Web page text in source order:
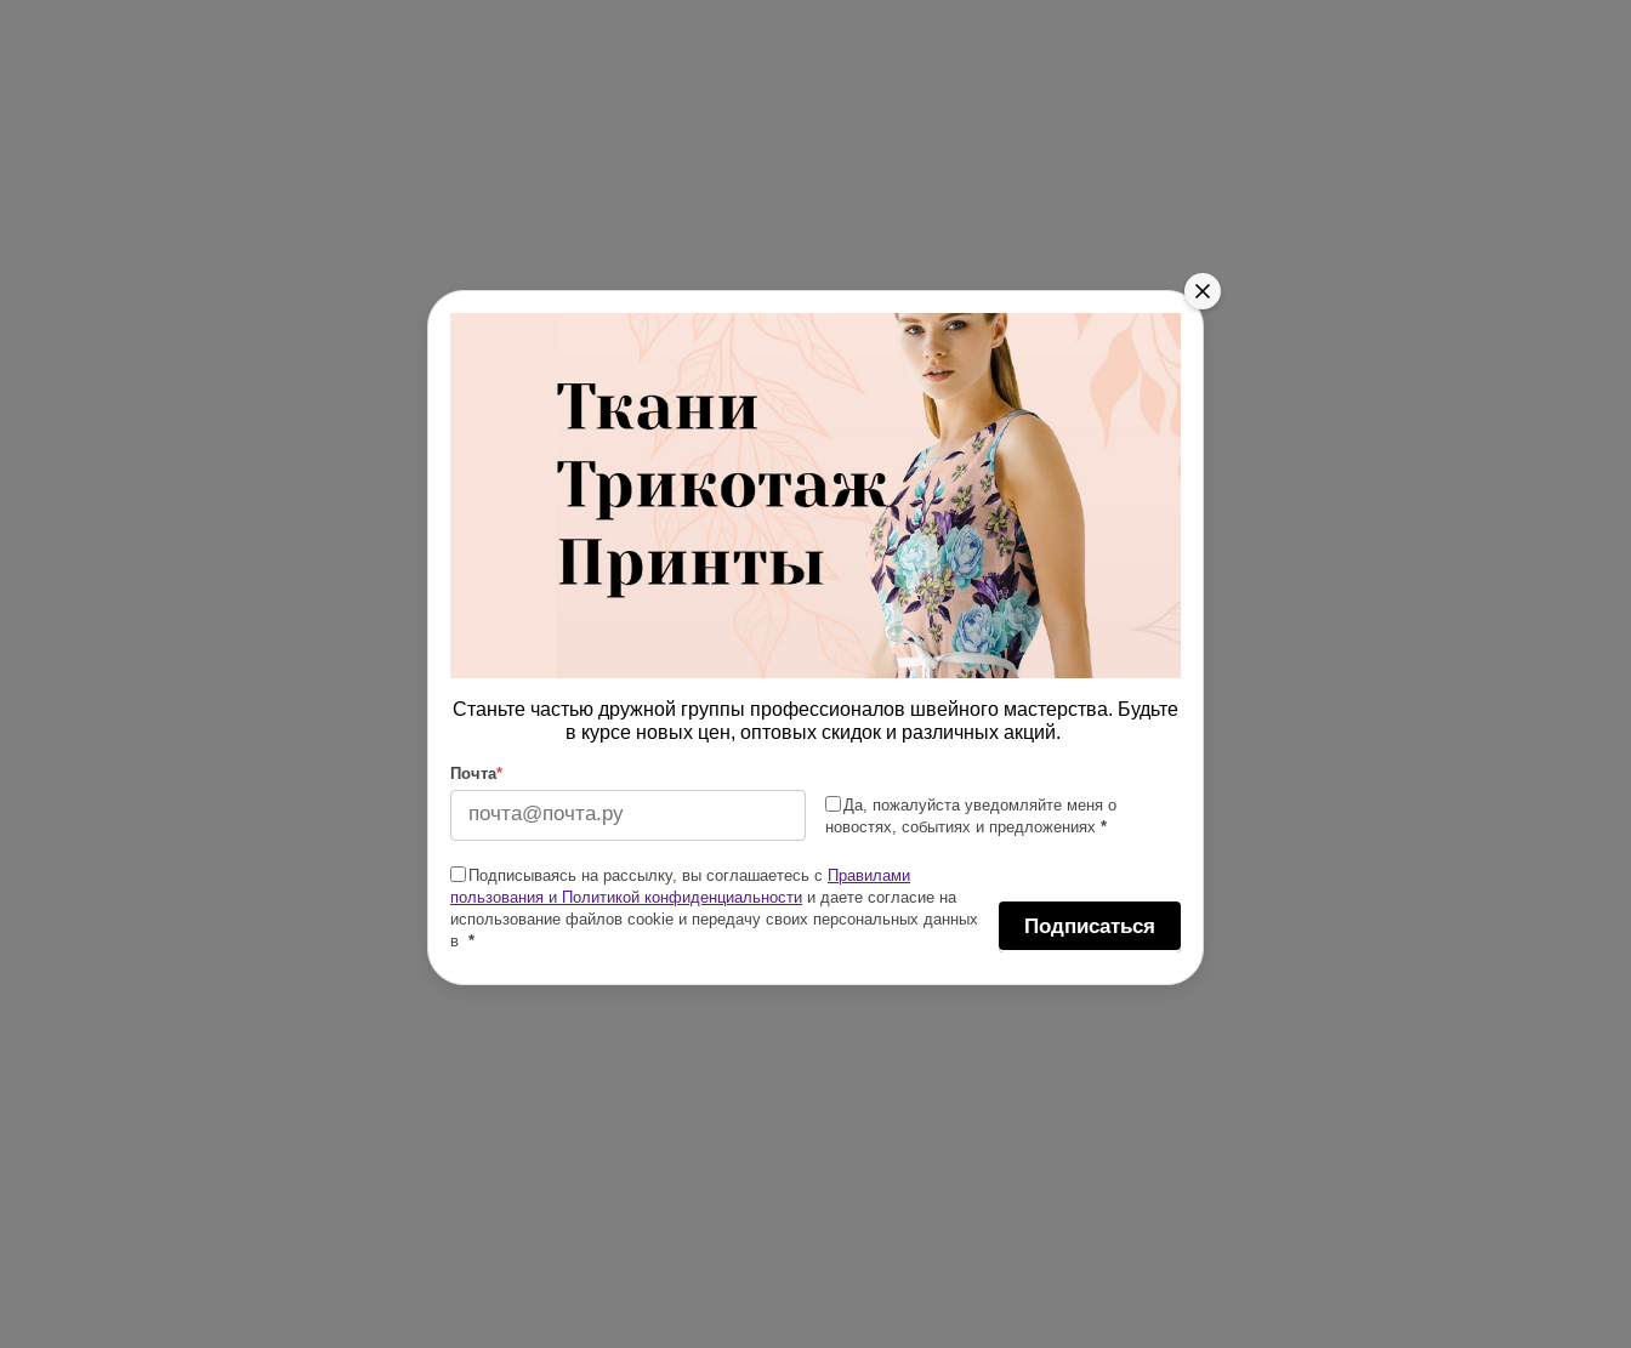
Станьте частью дружной группы профессионалов швейного мастерства. Будьте
в курсе новых цен, оптовых скидок и различных акций.
Почта*
Да, пожалуйста уведомляйте меня о
новостях, событиях и предложениях *
Подписываясь на рассылку, вы соглашаетесь с Правилами
пользования и Политикой конфиденциальности и даете согласие на
использование файлов cookie и передачу своих персональных данных
в *
Подписаться